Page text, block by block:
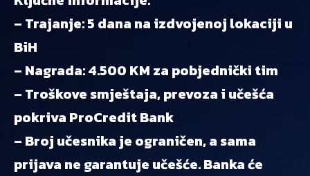
– Trajanje: 5 dana na izdvojenoj lokaciji u
BiH
– Nagrada: 4.500 KM za pobjednički tim
– Troškove smještaja, prevoza i učešća
pokriva ProCredit Bank
– Broj učesnika je ograničen, a sama
prijava ne garantuje učešće. Banka će